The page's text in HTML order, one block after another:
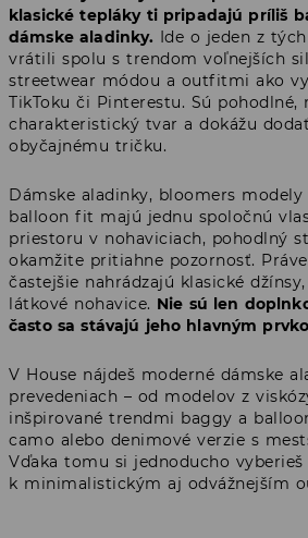
klasické tepláky ti pripadajú príliš
dámske aladinky. Ide o jeden z
vrátili spolu s trendom voľnejších
streetwear módou a outfitmi ako
TikToku či Pinterestu. Sú pohodlné,
charakteristický tvar a dokážu
obyčajnému tričku.
Dámske aladinky, bloomers modely
balloon fit majú jednu spoločnú
priestoru v nohaviciach, pohodlný
okamžite pritiahne pozornosť.
častejšie nahrádzajú klasické
látkové nohavice. Nie sú len
často sa stávajú jeho hlavným
V House nájdeš moderné dámske
prevedeniach – od modelov z
inšpirované trendmi baggy a
camo alebo denimové verzie s
Vďaka tomu si jednoducho
k minimalistickým aj odvážnejším